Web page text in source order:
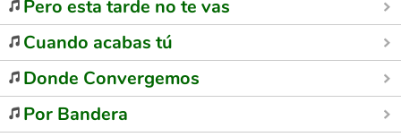
Pero esta tarde no te vas
Cuando acabas tú
Donde Convergemos
Por Bandera